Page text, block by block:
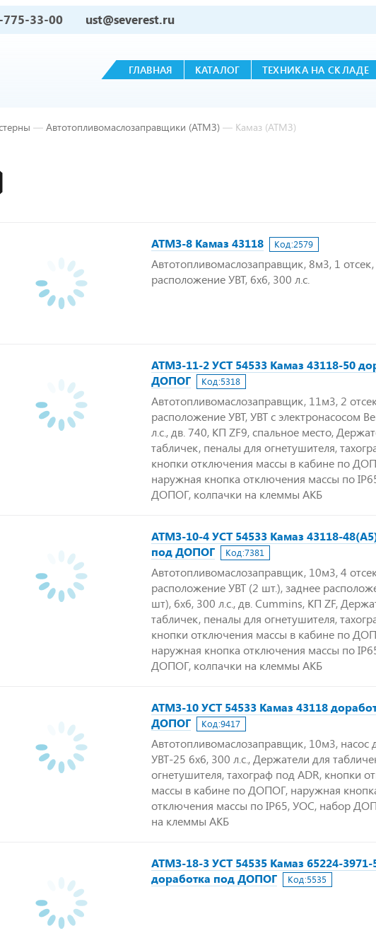
33-00 ust@severest.ru
ГЛАВНАЯ КАТАЛОГ ТЕХНИКА НА СКЛАДЕ
— Автотопливомаслозаправщики (АТМЗ) — Камаз (АТМЗ)
АТМЗ-8 Камаз 43118 Код:2579
Автотопливомаслозаправщик, 8м3, 1
расположение УВТ, 6х6, 300 л.с.
АТМЗ-11-2 УСТ 54533 Камаз 43118-50
ДОПОГ
Код:5318
Автотопливомаслозаправщик, 11м3, 2
расположение УВТ, УВТ с электронасосом
л.с., дв. 740, КП ZF9, спальное место,
табличек, пеналы для огнетушителя,
кнопки отключения массы в кабине по
наружная кнопка отключения массы по
ДОПОГ, колпачки на клеммы АКБ
АТМЗ-10-4 УСТ 54533 Камаз 43118-
под ДОПОГ
Код:7381
Автотопливомаслозаправщик, 10м3, 4
расположение УВТ (2 шт.), заднее
шт), 6х6, 300 л.с., дв. Cummins, КП ZF,
табличек, пеналы для огнетушителя,
кнопки отключения массы в кабине по
наружная кнопка отключения массы по
ДОПОГ, колпачки на клеммы АКБ
АТМЗ-10 УСТ 54533 Камаз 43118
ДОПОГ
Код:9417
Автотопливомаслозаправщик, 10м3, насос
УВТ-25 6х6, 300 л.с., Держатели для
огнетушителя, тахограф под ADR, кнопки
массы в кабине по ДОПОГ, наружная
отключения массы по IP65, УОС, набор
на клеммы АКБ
АТМЗ-18-3 УСТ 54535 Камаз 65224-3971-
доработка под ДОПОГ
Код:5535